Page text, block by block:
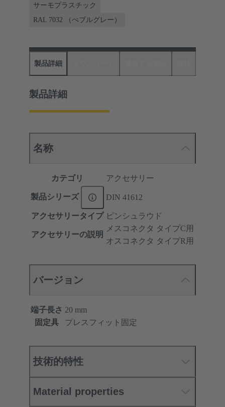
サーモプラスチック
RAL 7032 （ぺブルグレー）
製品詳細
製品詳細
名称
カテゴリ アクセサリー
製品シリーズ DIN 41612
アクセサリータイプ ピンシュラウド
アクセサリーの説明
メスコネクタ タイプC用
オスコネクタ タイプR用
バージョン
端子長さ 20 mm
固定具
プレスフィット固定
技術的特性
Material properties